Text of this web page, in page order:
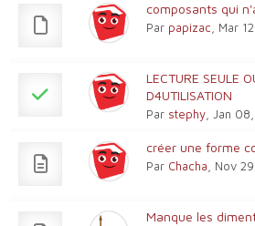
composants qui
Par papizac , Mar
LECTURE SEULE
D4UTILISATION
Par stephy, Jan
créer une forme
Par Chacha , Nov
Manque les